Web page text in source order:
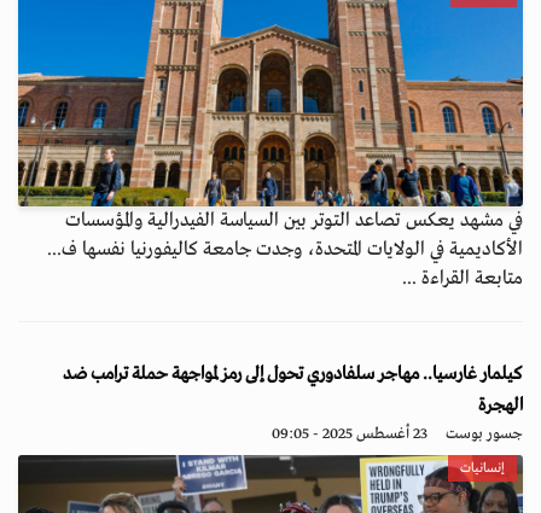
في مشهد يعكس تصاعد التوتر بين السياسة الفيدرالية والمؤسسات
الأكاديمية في الولايات المتحدة، وجدت جامعة كاليفورنيا نفسها ف...
متابعة القراءة ...
كيلمار غارسيا.. مهاجر سلفادوري تحول إلى رمز لمواجهة حملة ترامب ضد
الهجرة
جسور بوست 23 أغسطس 2025 - 09:05
إنسانيات